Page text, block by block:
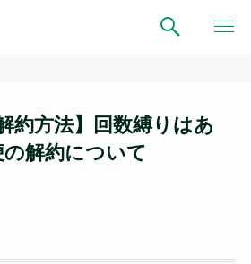
約方法】回数縛りはあ
解約について